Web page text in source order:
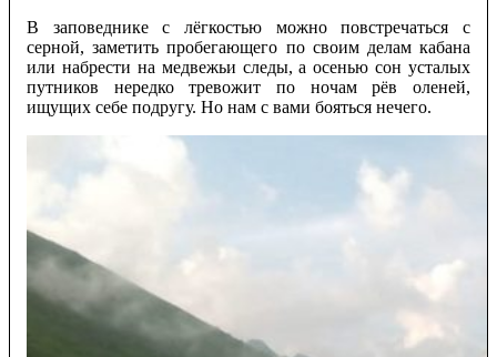
В заповеднике с лёгкостью можно повстречаться с
серной, заметить пробегающего по своим делам кабана
или набрести на медвежьи следы, а осенью сон усталых
путников нередко тревожит по ночам рёв оленей,
ищущих себе подругу. Но нам с вами бояться нечего.